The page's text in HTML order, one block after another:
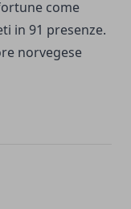
come
in 91 presenze.
norvegese